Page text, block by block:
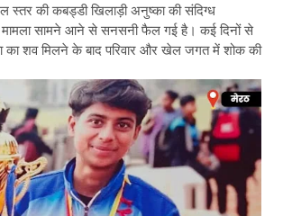
की कबड्डी खिलाड़ी अनुष्का की संदिग्ध
मामला सामने आने से सनसनी फैल गई है। कई दिनों से
का शव मिलने के बाद परिवार और खेल जगत में शोक की